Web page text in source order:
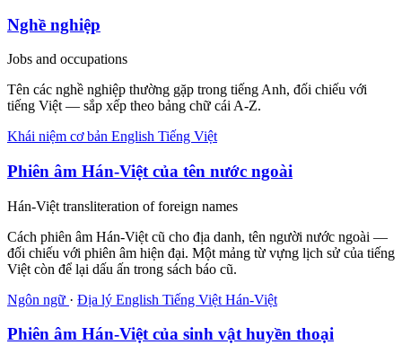
Nghề nghiệp
Jobs and occupations
Tên các nghề nghiệp thường gặp trong tiếng Anh, đối chiếu với
tiếng Việt — sắp xếp theo bảng chữ cái A-Z.
Khái niệm cơ bản English Tiếng Việt
Phiên âm Hán-Việt của tên nước ngoài
Hán-Việt transliteration of foreign names
Cách phiên âm Hán-Việt cũ cho địa danh, tên người nước ngoài —
đối chiếu với phiên âm hiện đại. Một mảng từ vựng lịch sử của tiếng
Việt còn để lại dấu ấn trong sách báo cũ.
Ngôn ngữ · Địa lý English Tiếng Việt Hán-Việt
Phiên âm Hán-Việt của sinh vật huyền thoại